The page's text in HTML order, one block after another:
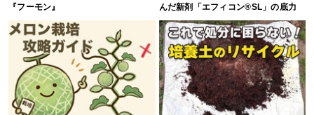
『フーモン』
んだ新剤「エフィコン®SL」の底力